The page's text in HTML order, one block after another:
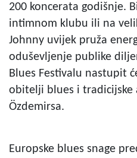
200 koncerata godišnje.
intimnom klubu ili na
Johnny uvijek pruža
oduševljenje publike
Blues Festivalu nastupit
obitelji blues i tradicijske
Özdemirsa.
Europske blues snage